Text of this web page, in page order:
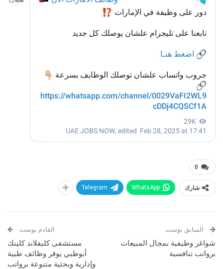
0
شارك WhatsApp
Telegram
السابق بوست
شواغر وظيفية بمجال المبيعات
برواتب تنافسية
القادم بوست
مستشفى كليفلاند كلينك
أبوظبي يوفر وظائف طبية
وإدارية وبحثية متنوعة برواتب